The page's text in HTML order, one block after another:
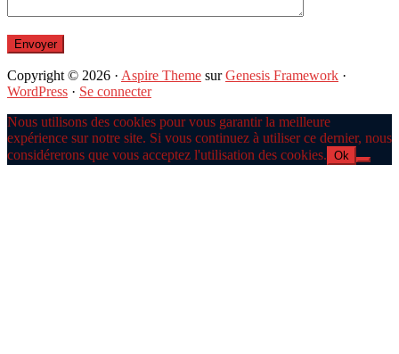
Copyright © 2026 · Aspire Theme surGenesis Framework ·
WordPress · Se connecter
Nous utilisons des cookies pour vous garantir la meilleure
expérience sur notre site. Si vous continuez à utiliser ce dernier, nous
considérerons que vous acceptez l'utilisation des cookies. Ok